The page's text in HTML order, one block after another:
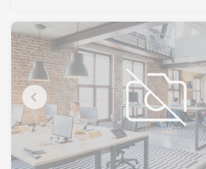
2006AscenseurAccès PMRSanitaires
dernier étageSol plastiquePavés
cuisine1 salle de pause1 salle serveur9
bureaux de direction1 grand open
réversibleImmeuble 100pc bureaux4
- Type de bail : Commercial
- Durée : 3/6/9 ans
- Indice : ILAT
- Dépôt de garantie : 3 mois HT
- Loyers et charges : Trimestriels et